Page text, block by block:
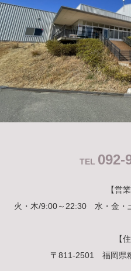
TEL 092-
【営
火・木/9:00～22:30 水・金
【
〒811-2501 福岡県